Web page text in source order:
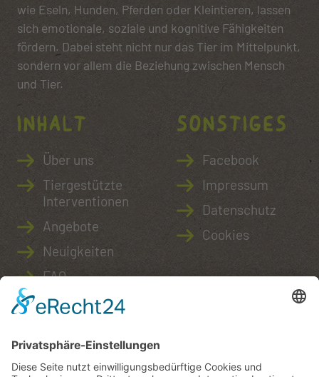
wie Eseln, Hunden, Pferden oder Kleintieren, lassen
sich emotionale, soziale und kognitive Fähigkeiten
fördern. Dabei steht nicht nur das Tier im Mittelpunkt,
sondern vor allem die Beziehung zwischen Mensch
und Tier.
Inhalt
Über uns
Tiergestützte
Interventionen
Angebote
Neuigkeiten
FAQ
Kontakt
Sonstiges
Facebook
Impressum
Datenschutz
Cookies